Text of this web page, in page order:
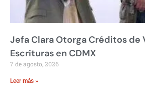
Jefa Clara Otorga Créditos de
Escrituras en CDMX
7 de agosto, 2026
Leer más »